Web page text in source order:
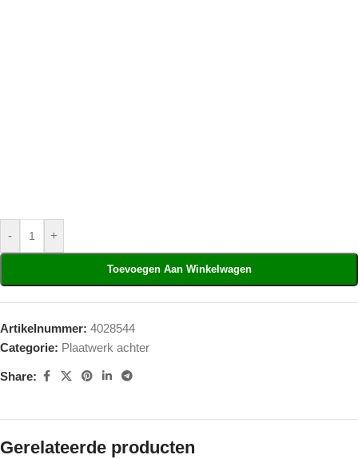
- +
Toevoegen Aan Winkelwagen
Artikelnummer: 4028544
Categorie: Plaatwerk achter
Share:
Gerelateerde producten